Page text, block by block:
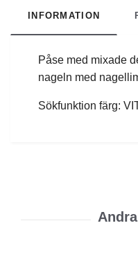
INFORMATION
Påse med mixade
nageln med
Sökfunktion färg: